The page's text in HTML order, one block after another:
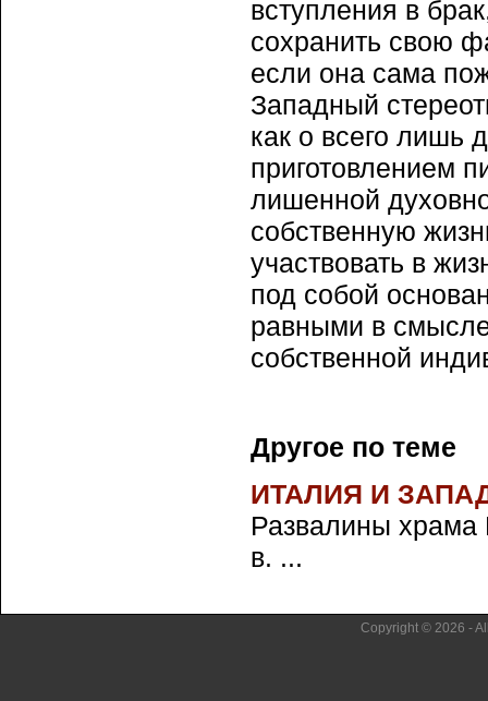
вступления в
сохранить свою
если она сама
Западный
как о всего лишь
приготовлением
лишенной
собственную
участвовать в
под собой
равными в смысле
собственной
Другое по теме
ИТАЛИЯ И
Развалины храма
в. ...
Copyright © 2026 -